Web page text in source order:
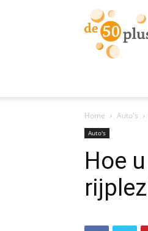
de
50
plusser
Home Auto's
Auto's
Hoe